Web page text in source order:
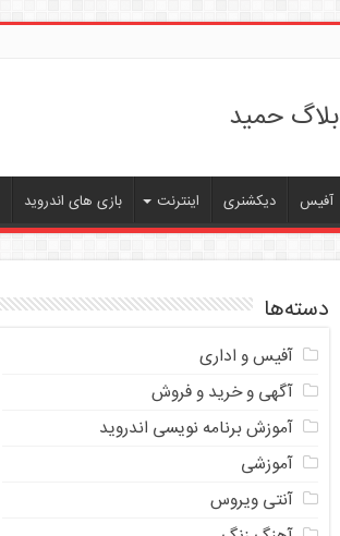
بلاگ حمید
آفیس دیکشنری اینترنت بازی های اندروید
دسته‌ها
آفیس و اداری
آگهی و خرید و فروش
آموزش برنامه نویسی اندروید
آموزشی
آنتی ویروس